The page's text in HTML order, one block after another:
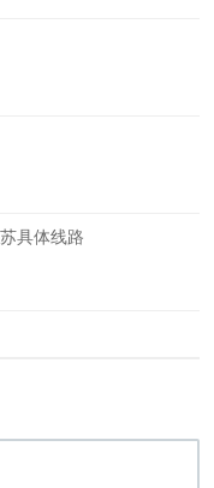
具体线路